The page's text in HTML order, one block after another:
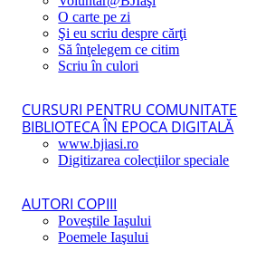
O carte pe zi
Şi eu scriu despre cărţi
Să înţelegem ce citim
Scriu în culori
CURSURI PENTRU COMUNITATE
BIBLIOTECA ÎN EPOCA DIGITALĂ
www.bjiasi.ro
Digitizarea colecţiilor speciale
AUTORI COPIII
Poveştile Iaşului
Poemele Iaşului